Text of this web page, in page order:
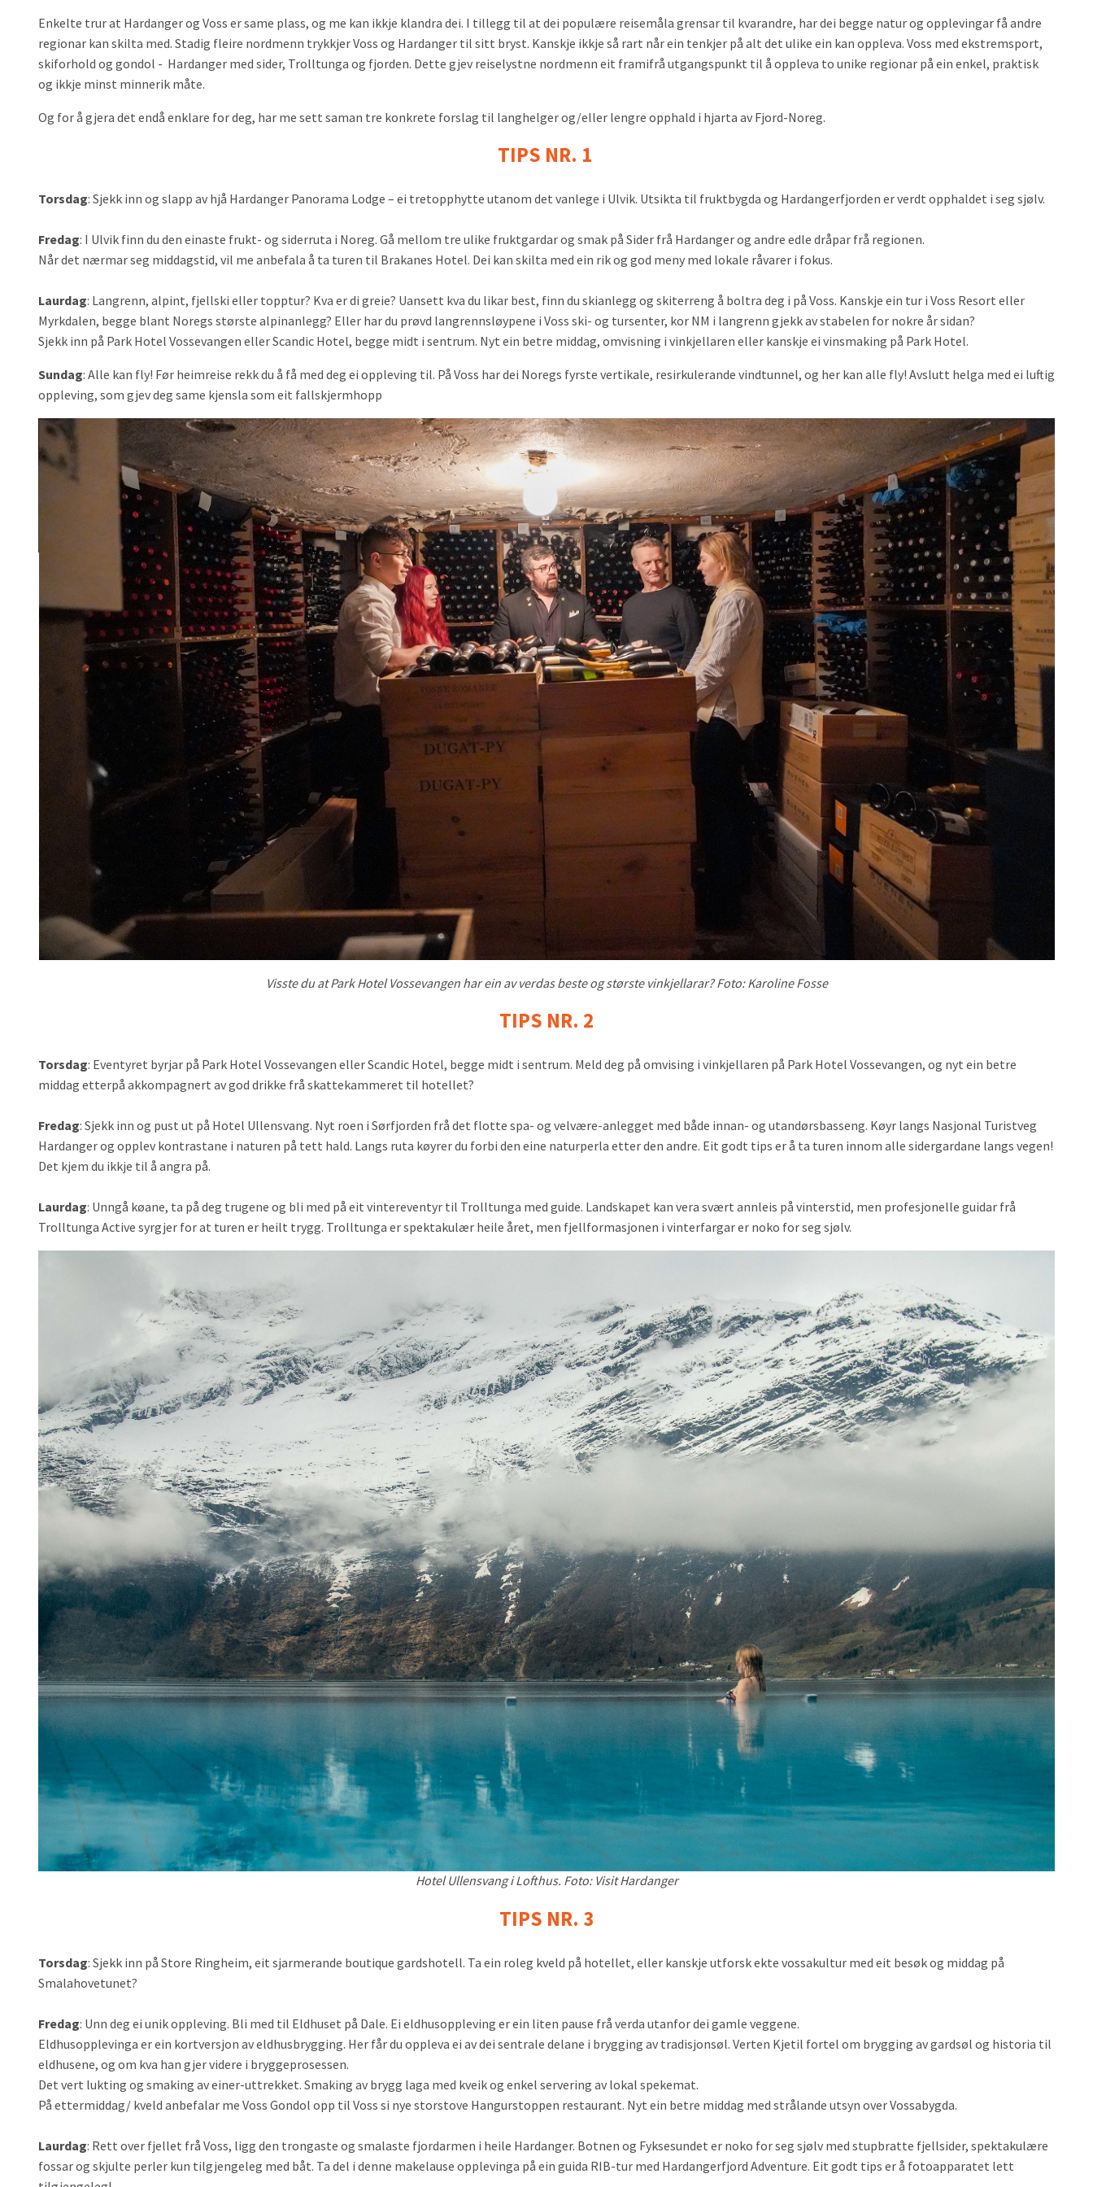
Enkelte trur at Hardanger og Voss er same plass, og me kan ikkje klandra dei. I tillegg til at dei populære reisemåla grensar til kvarandre, har dei begge natur og opplevingar få andre
regionar kan skilta med. Stadig fleire nordmenn trykkjer Voss og Hardanger til sitt bryst. Kanskje ikkje så rart når ein tenkjer på alt det ulike ein kan oppleva. Voss med ekstremsport,
skiforhold og gondol - Hardanger med sider, Trolltunga og fjorden. Dette gjev reiselystne nordmenn eit framifrå utgangspunkt til å oppleva to unike regionar på ein enkel, praktisk
og ikkje minst minnerik måte.
Og for å gjera det endå enklare for deg, har me sett saman tre konkrete forslag til langhelger og/eller lengre opphald i hjarta av Fjord-Noreg.
TIPS NR. 1
Torsdag: Sjekk inn og slapp av hjå Hardanger Panorama Lodge – ei tretopphytte utanom det vanlege i Ulvik. Utsikta til fruktbygda og Hardangerfjorden er verdt opphaldet i seg sjølv.
Fredag: I Ulvik finn du den einaste frukt- og siderruta i Noreg. Gå mellom tre ulike fruktgardar og smak på Sider frå Hardanger og andre edle dråpar frå regionen.
Når det nærmar seg middagstid, vil me anbefala å ta turen til Brakanes Hotel. Dei kan skilta med ein rik og god meny med lokale råvarer i fokus.
Laurdag: Langrenn, alpint, fjellski eller topptur? Kva er di greie? Uansett kva du likar best, finn du skianlegg og skiterreng å boltra deg i på Voss. Kanskje ein tur i Voss Resort eller
Myrkdalen, begge blant Noregs største alpinanlegg? Eller har du prøvd langrennsløypene i Voss ski- og tursenter, kor NM i langrenn gjekk av stabelen for nokre år sidan?
Sjekk inn på Park Hotel Vossevangen eller Scandic Hotel, begge midt i sentrum. Nyt ein betre middag, omvisning i vinkjellaren eller kanskje ei vinsmaking på Park Hotel.
Sundag: Alle kan fly! Før heimreise rekk du å få med deg ei oppleving til. På Voss har dei Noregs fyrste vertikale, resirkulerande vindtunnel, og her kan alle fly! Avslutt helga med ei luftig
oppleving, som gjev deg same kjensla som eit fallskjermhopp
Visste du at Park Hotel Vossevangen har ein av verdas beste og største vinkjellarar? Foto: Karoline Fosse
TIPS NR. 2
Torsdag: Eventyret byrjar på Park Hotel Vossevangen eller Scandic Hotel, begge midt i sentrum. Meld deg på omvising i vinkjellaren på Park Hotel Vossevangen, og nyt ein betre
middag etterpå akkompagnert av god drikke frå skattekammeret til hotellet?
Fredag: Sjekk inn og pust ut på Hotel Ullensvang. Nyt roen i Sørfjorden frå det flotte spa- og velvære-anlegget med både innan- og utandørsbasseng. Køyr langs Nasjonal Turistveg
Hardanger og opplev kontrastane i naturen på tett hald. Langs ruta køyrer du forbi den eine naturperla etter den andre. Eit godt tips er å ta turen innom alle sidergardane langs vegen!
Det kjem du ikkje til å angra på.
Laurdag: Unngå køane, ta på deg trugene og bli med på eit vintereventyr til Trolltunga med guide. Landskapet kan vera svært annleis på vinterstid, men profesjonelle guidar frå
Trolltunga Active syrgjer for at turen er heilt trygg. Trolltunga er spektakulær heile året, men fjellformasjonen i vinterfargar er noko for seg sjølv.
Hotel Ullensvang i Lofthus. Foto: Visit Hardanger
TIPS NR. 3
Torsdag: Sjekk inn på Store Ringheim, eit sjarmerande boutique gardshotell. Ta ein roleg kveld på hotellet, eller kanskje utforsk ekte vossakultur med eit besøk og middag på
Smalahovetunet?
Fredag: Unn deg ei unik oppleving. Bli med til Eldhuset på Dale. Ei eldhusoppleving er ein liten pause frå verda utanfor dei gamle veggene.
Eldhusopplevinga er ein kortversjon av eldhusbrygging. Her får du oppleva ei av dei sentrale delane i brygging av tradisjonsøl. Verten Kjetil fortel om brygging av gardsøl og historia til
eldhusene, og om kva han gjer videre i bryggeprosessen.
Det vert lukting og smaking av einer-uttrekket. Smaking av brygg laga med kveik og enkel servering av lokal spekemat.
På ettermiddag/ kveld anbefalar me Voss Gondol opp til Voss si nye storstove Hangurstoppen restaurant. Nyt ein betre middag med strålande utsyn over Vossabygda.
Laurdag: Rett over fjellet frå Voss, ligg den trongaste og smalaste fjordarmen i heile Hardanger. Botnen og Fyksesundet er noko for seg sjølv med stupbratte fjellsider, spektakulære
fossar og skjulte perler kun tilgjengeleg med båt. Ta del i denne makelause opplevinga på ein guida RIB-tur med Hardangerfjord Adventure. Eit godt tips er å fotoapparatet lett